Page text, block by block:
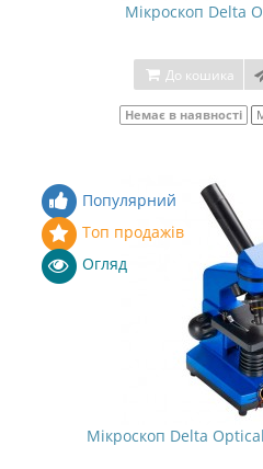
Мікроскоп Delta
До кошика
Немає в наявності
Популярний
Топ продажів
Огляд
Мікроскоп Delta